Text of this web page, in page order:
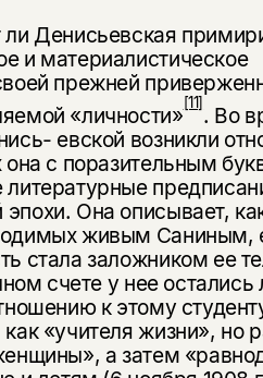
Денисьевская
и материалистическое
прежней
«личности»[11]. Во
евской возникли
она с поразительным
литературные
Она описывает,
жи­вым Саниным,
стала заложником ее
счете у нее
к этому
«учителя жизни», но
а затем